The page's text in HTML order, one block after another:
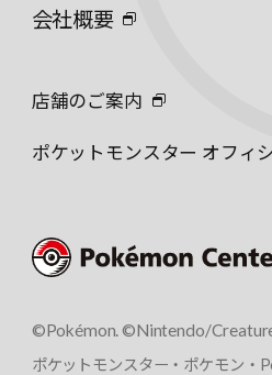
会社概要
店舗のご案内
ポケットモンスター オフィ
©Pokémon. ©Nintendo/
ポケットモンスター・ポケモン